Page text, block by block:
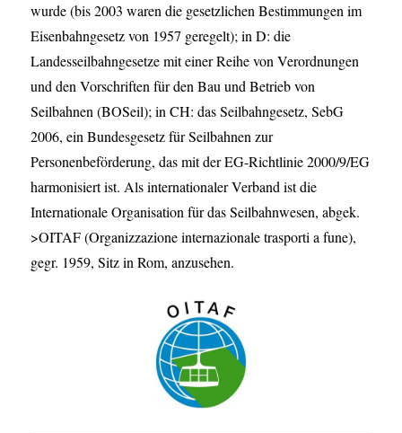
wurde (bis 2003 waren die gesetzlichen Bestimmungen im
Eisenbahngesetz von 1957 geregelt); in D: die
Landesseilbahngesetze mit einer Reihe von Verordnungen
und den Vorschriften für den Bau und Betrieb von
Seilbahnen (BOSeil); in CH: das Seilbahngesetz, SebG
2006, ein Bundesgesetz für Seilbahnen zur
Personenbeförderung, das mit der EG-Richtlinie 2000/9/EG
harmonisiert ist. Als internationaler Verband ist die
Internationale Organisation für das Seilbahnwesen, abgek.
>OITAF (Organizzazione internazionale trasporti a fune),
gegr. 1959, Sitz in Rom, anzusehen.